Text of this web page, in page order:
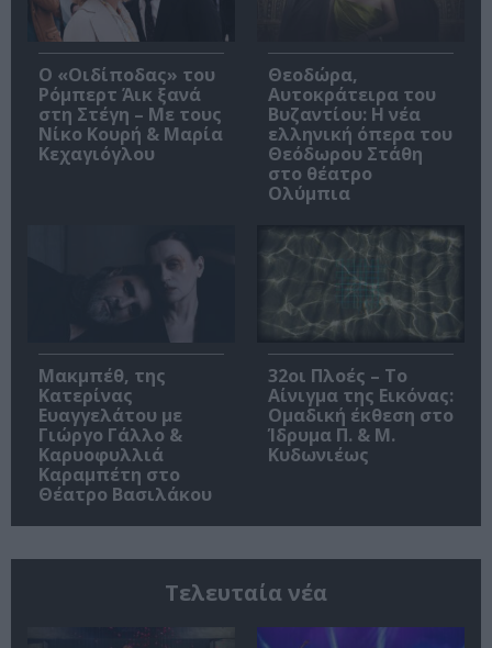
O «Οιδίποδας» του
Ρόμπερτ Άικ ξανά
στη Στέγη – Με τους
Νίκο Κουρή & Μαρία
Κεχαγιόγλου
Θεοδώρα,
Αυτοκράτειρα του
Βυζαντίου: Η νέα
ελληνική όπερα του
Θεόδωρου Στάθη
στο θέατρο
Ολύμπια
Μακμπέθ, της
Κατερίνας
Ευαγγελάτου με
Γιώργο Γάλλο &
Καρυοφυλλιά
Καραμπέτη στο
Θέατρο Βασιλάκου
32οι Πλοές – Το
Αίνιγμα της Εικόνας:
Ομαδική έκθεση στο
Ίδρυμα Π. & Μ.
Κυδωνιέως
Τελευταία νέα